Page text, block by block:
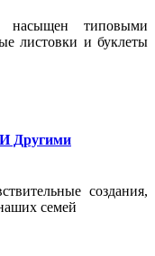
насыщен типовыми
листовки и буклеты
Другими
создания,
семей